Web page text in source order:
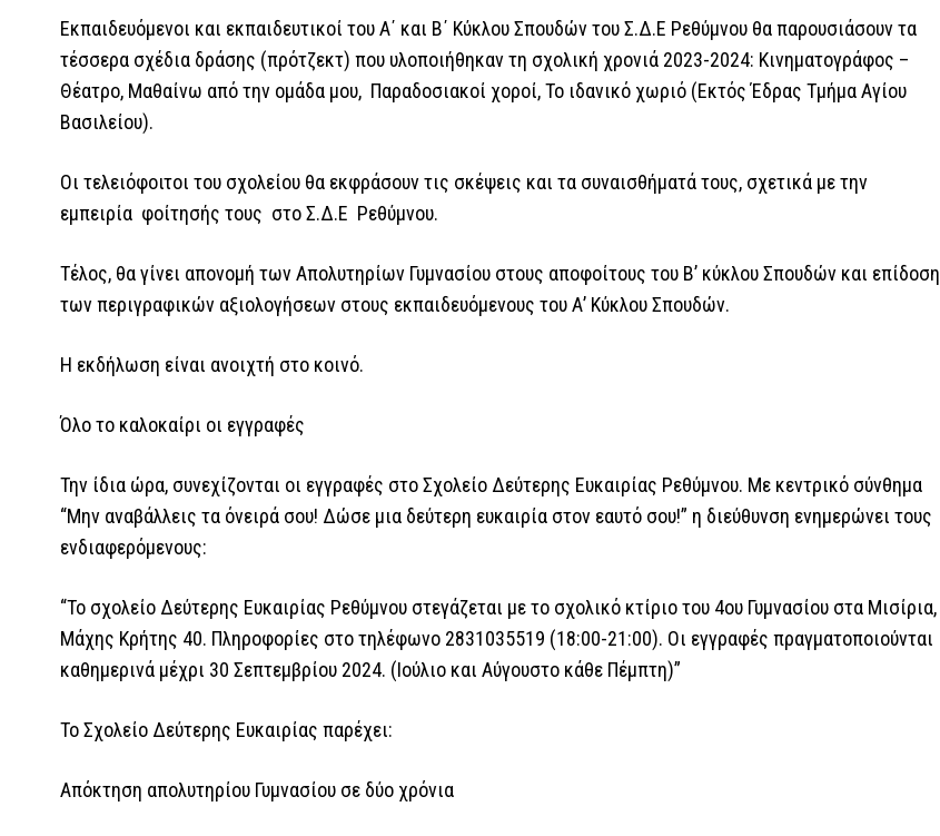
Εκπαιδευόμενοι και εκπαιδευτικοί του Α΄ και Β΄ Κύκλου Σπουδών του Σ.Δ.Ε Ρεθύμνου θα παρουσιάσουν τα
τέσσερα σχέδια δράσης (πρότζεκτ) που υλοποιήθηκαν τη σχολική χρονιά 2023-2024: Κινηματογράφος –
Θέατρο, Μαθαίνω από την ομάδα μου, Παραδοσιακοί χοροί, Το ιδανικό χωριό (Εκτός Έδρας Τμήμα Αγίου
Βασιλείου).
Οι τελειόφοιτοι του σχολείου θα εκφράσουν τις σκέψεις και τα συναισθήματά τους, σχετικά με την
εμπειρία φοίτησής τους στο Σ.Δ.Ε Ρεθύμνου.
Τέλος, θα γίνει απονομή των Απολυτηρίων Γυμνασίου στους αποφοίτους του Β’ κύκλου Σπουδών και επίδοση
των περιγραφικών αξιολογήσεων στους εκπαιδευόμενους του Α’ Κύκλου Σπουδών.
Η εκδήλωση είναι ανοιχτή στο κοινό.
Όλο το καλοκαίρι οι εγγραφές
Την ίδια ώρα, συνεχίζονται οι εγγραφές στο Σχολείο Δεύτερης Ευκαιρίας Ρεθύμνου. Με κεντρικό σύνθημα
“Μην αναβάλλεις τα όνειρά σου! Δώσε μια δεύτερη ευκαιρία στον εαυτό σου!” η διεύθυνση ενημερώνει τους
ενδιαφερόμενους:
“Το σχολείο Δεύτερης Ευκαιρίας Ρεθύμνου στεγάζεται με το σχολικό κτίριο του 4ου Γυμνασίου στα Μισίρια,
Μάχης Κρήτης 40. Πληροφορίες στο τηλέφωνο 2831035519 (18:00-21:00). Οι εγγραφές πραγματοποιούνται
καθημερινά μέχρι 30 Σεπτεμβρίου 2024. (Ιούλιο και Αύγουστο κάθε Πέμπτη)”
Το Σχολείο Δεύτερης Ευκαιρίας παρέχει:
Απόκτηση απολυτηρίου Γυμνασίου σε δύο χρόνια